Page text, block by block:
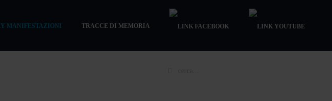
MANIFESTAZIONI TRACCE DI MEMORIA